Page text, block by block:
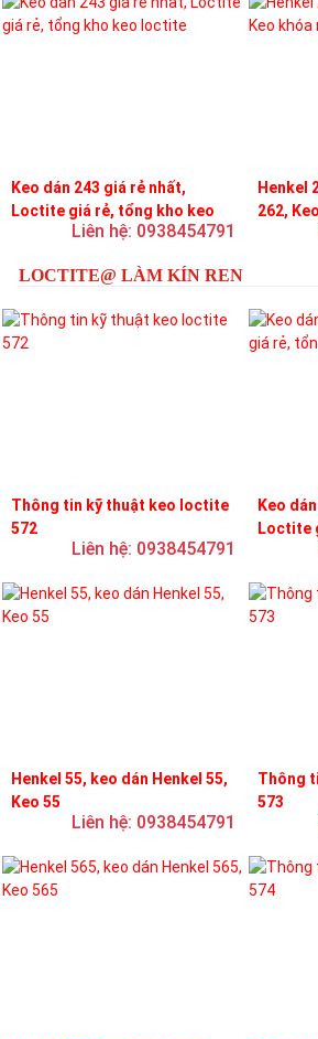
Keo dán 243 giá rẻ nhất,
Loctite giá rẻ, tổng kho keo
Liên hệ: 0938454791
Henkel
262,
LOCTITE@ LÀM KÍN REN
Thông tin kỹ thuật keo loctite
572
Liên hệ: 0938454791
Keo
Loctite
Henkel 55, keo dán Henkel 55,
Keo 55
Liên hệ: 0938454791
Thông
573